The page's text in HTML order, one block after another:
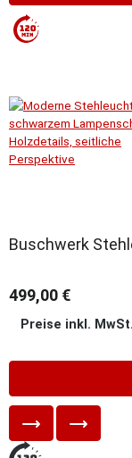
Buschwerk
499,00 €
Preise inkl.